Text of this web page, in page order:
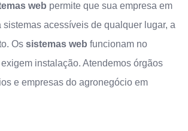
web permite que sua empresa em
sistemas acessíveis de qualquer lugar, a
Os sistemas web funcionam no
instalação. Atendemos órgãos
e empresas do agronegócio em